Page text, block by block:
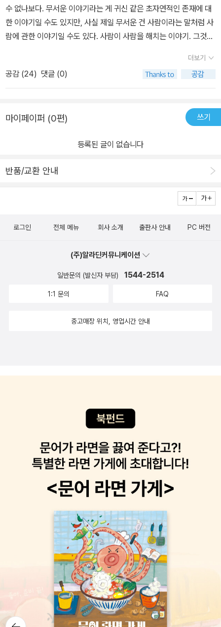
수 없나보다. 무서운 이야기라는 게 귀신 같은 초자연적인 존재에 대
한 이야기일 수도 있지만, 사실 제일 무서운 건 사람이라는 말처럼 사
람에 관한 이야기일 수도 있다. 사람이 사람을 해치는 이야기. 그것이
나도 익히 들어 본 적 있는 괴담을 주제로 한다. 하수도라는 게 문명의
척도이자 아주 훌륭한 시설이긴 한데, 그 아래쪽을 다루는 사람들은
어떨까. 빛이 들어오지 않아 검은 밤보다 어둡고, 땅 위의 더러운 것들
이 깊고 무섭듯, 그 곳 역시 깊고 무섭지 않을까. 김팀장과 박주사와
를 붙이는 일이며, 각 번호가 붙은 관로를 지나면서 보이는 '위험' 팻
하며... 외부와 단절된 아래쪽에는 무슨 일이 벌어지는 것일까. 땅 위
벽에 일을 마치고 안마를 받는 건 일종의 퇴마 의식 같은 것일까. 우리
도로 더 많이 쓰이는 것 같다. 흔히 영화에서 많이 보던 도둑이나 스파
를 따라 도망쳤다던가 하는. 김동식 작가님의 <복층집>은 아주 무섭
다. 우리가 살면서 먹고 입고 하는 것들도 중요하지만, 일이든 공부든
그런데 그 집이, 가장 내밀하고 가장 개인적인 공간이어야 하는 그 집
좋아하도록 복층을 만들어 예쁘게 인테리어 한 집을 세놓는 그 파렴
외롭게 만드는 것이 말이다. 석진은 공무원 시험에 합격해 효도도 하
고 친하게 지내던 친구들과 연락도 하고 싶었다. 하지만 현실은 돈이
로 이사가지 못하고, 돈이 없어서 비싼 강의를 불법적인 경로로 보는
바람에 금융정보까지 털리는 지경에 이른다. 아, 그 적금은 엄마가 보
이스피싱을 당한건가? 연락이 안 되는 석진 때문에? 커다란 얼룩은
석진의 영혼에도 자국을 남기는 것 같았고, 옆방 아저씨가 준 용액은
면 무엇이 있어야할까. 이렇게 잊혀진 사람들은 누가 찾아줄 수 있을
까.전건우 작가님의 <Not Alone>은 한 편의 스릴러 영화 같았다.
나미수는 좋은 회사에 취직했지만 회식 자리에서 이사님을 성대모사
하는 바람에 혼자가 된다. 누군가를 바보 만드는 건 나쁘지만, 상사를
성대모사한 건 나름 풍자로 넘어가 줄 수도 있지 않을까 싶지만, 사람
들은 모두 그녀를 피한다. 너무나 외로웠던 나미수는 'Not Alone'이
라는 앱을 알게 되면서 서서히 중독되기 시작한다. 그 앱은 요즘 심각
한 그루밍 범죄의 한 단면도 보여준다. 닉네임의 뜻을 알아주고, 이야
더보기
공감 (24) 댓글 (0)
마이페이퍼 (0편) 쓰기
등록된 글이 없습니다
반품/교환 안내
뒤로가
로그인 전체 메뉴 회사 소개 출판사 안내 PC 버전
(주)알라딘커뮤니케이션
일반문의 (발신자 부담) 1544-2514
1:1 문의 FAQ
중고매장 위치, 영업시간 안내